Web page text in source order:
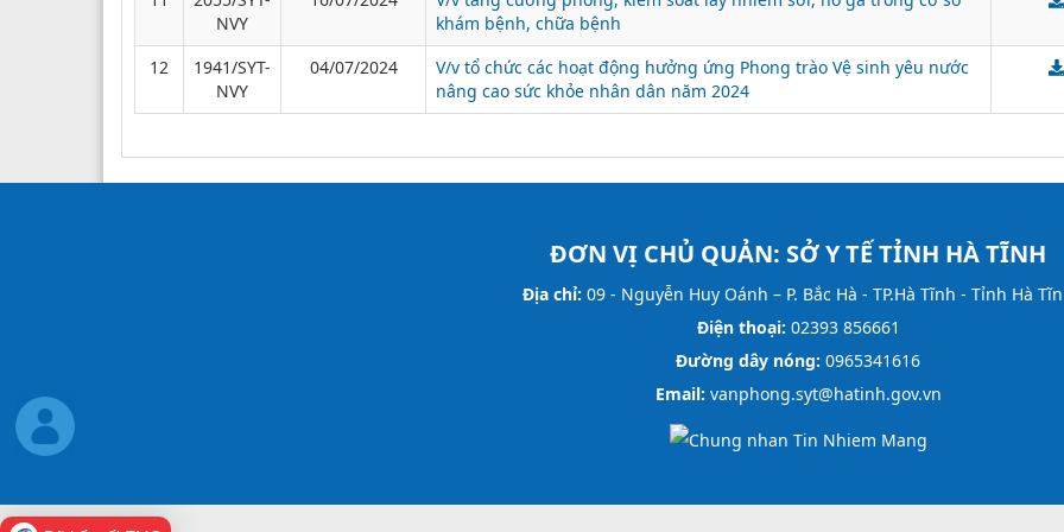
NVY
khám bệnh, chữa bệnh
12
1941/SYT-
NVY
04/07/2024
V/v tổ chức các hoạt động hưởng ứng Phong trào Vệ sinh yêu nước
nâng cao sức khỏe nhân dân năm 2024
ĐƠN VỊ CHỦ QUẢN: SỞ Y TẾ TỈNH HÀ TĨNH
Địa chỉ: 09 - Nguyễn Huy Oánh – P. Bắc Hà - TP.Hà Tĩnh - Tỉnh Hà
Điện thoại: 02393 856661
Đường dây nóng: 0965341616
Email: vanphong.syt@hatinh.gov.vn